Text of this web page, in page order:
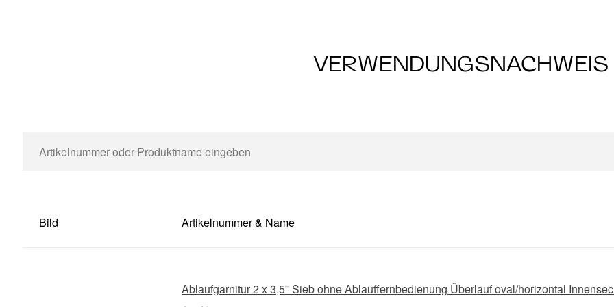
VERWENDUNGSNACHWEIS
Bild Artikelnummer & Name
Ablaufgarnitur 2 x 3,5'' Sieb ohne Ablauffernbedienung Überlauf oval/horizontal